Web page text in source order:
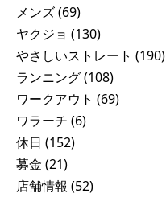
メンズ(69)
ヤクジョ (130)
やさしいストレート (190)
ランニング(108)
ワークアウト (69)
ワラーチ (6)
休日 (152)
募金 (21)
店舗情報 (52)